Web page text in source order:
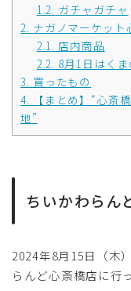
1.2. ガチャガチャ
2. ナガノマーケット
2.1. 店内商品
2.2. 8月1日はくま
3. 買ったもの
4. 【まとめ】“心斎
地”
ちいかわらん
2024年8月15日（木
らんど心斎橋店に行